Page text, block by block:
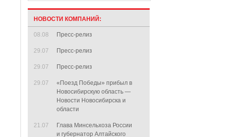
НОВОСТИ КОМПАНИЙ:
08.08 Пресс-релиз
29.07 Пресс-релиз
29.07 Пресс-релиз
29.07
«Поезд Победы» прибыл в
Новосибирскую область —
Новости Новосибирска и
области
21.07
Глава Минсельхоза России
и губернатор Алтайского